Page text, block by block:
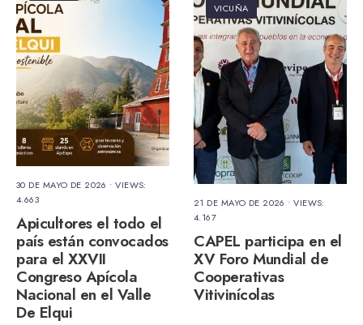
30 DE MAYO DE 2026 •VIEWS:
4.663
Apicultores el todo el
país están convocados
para el XXVII
Congreso Apícola
Nacional en el Valle
De Elqui
VICUÑA
21 DE MAYO DE 2026 •VIEWS:
4.167
CAPEL participa en el
XV Foro Mundial de
Cooperativas
Vitivinícolas